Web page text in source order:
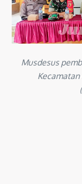
Musdesus
Kecamatan